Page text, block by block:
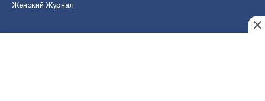
Женский Журнал